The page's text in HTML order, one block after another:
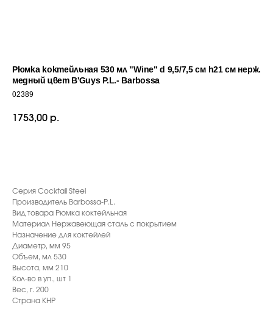
Рюмка коктейльная 530 мл "Wine" d 9,5/7,5 см h21 см нерж.
медный цвет B'Guys P.L.- Barbossa
02389
1753,00 р.
Серия Cocktail Steel
Производитель Barbossa-P.L.
Вид товара Рюмка коктейльная
Материал Нержавеющая сталь с покрытием
Назначение для коктейлей
Диаметр, мм 95
Объем, мл 530
Высота, мм 210
Кол-во в уп., шт 1
Вес, г. 200
Страна КНР
С ЭТИМ ТОВАРОМ ПОКУПАЮТ